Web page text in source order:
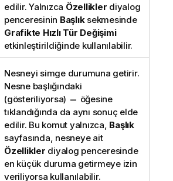
edilir. Yalnızca Özellikler diyalog
penceresinin Başlıksekmesinde
Grafikte Hızlı Tür Değişimi
etkinleştirildiğinde kullanılabilir.
Nesneyi simge durumuna getirir.
Nesne başlığındaki
(gösteriliyorsa)
öğesine
tıklandığında da aynı sonuç elde
edilir. Bu komut yalnızca, Başlık
sayfasında, nesneye ait
Özellikler diyalog penceresinde
en küçük duruma getirmeye izin
veriliyorsa kullanılabilir.